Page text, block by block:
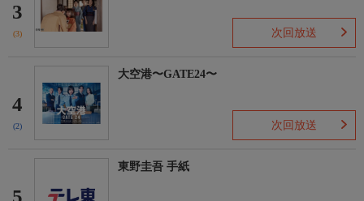
3
(3) 次回放送
4
(2)
大空港〜GATE24〜
次回放送
東野圭吾 手紙